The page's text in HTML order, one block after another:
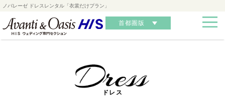
ノバレーゼ ドレスレンタル「衣裳だけプラン」
首都圏版
ドレス